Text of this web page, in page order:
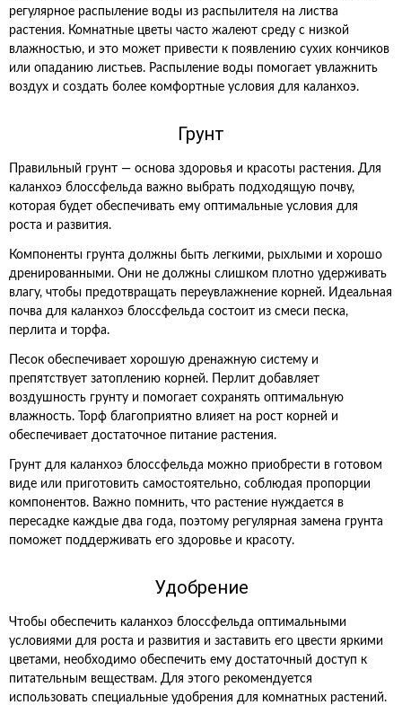
регулярное распыление воды из распылителя на листва
растения. Комнатные цветы часто жалеют среду с низкой
влажностью, и это может привести к появлению сухих кончиков
или опаданию листьев. Распыление воды помогает увлажнить
воздух и создать более комфортные условия для каланхоэ.
Грунт
Правильный грунт — основа здоровья и красоты растения. Для
каланхоэ блоссфельда важно выбрать подходящую почву,
которая будет обеспечивать ему оптимальные условия для
роста и развития.
Компоненты грунта должны быть легкими, рыхлыми и хорошо
дренированными. Они не должны слишком плотно удерживать
влагу, чтобы предотвращать переувлажнение корней. Идеальная
почва для каланхоэ блоссфельда состоит из смеси песка,
перлита и торфа.
Песок обеспечивает хорошую дренажную систему и
препятствует затоплению корней. Перлит добавляет
воздушность грунту и помогает сохранять оптимальную
влажность. Торф благоприятно влияет на рост корней и
обеспечивает достаточное питание растения.
Грунт для каланхоэ блоссфельда можно приобрести в готовом
виде или приготовить самостоятельно, соблюдая пропорции
компонентов. Важно помнить, что растение нуждается в
пересадке каждые два года, поэтому регулярная замена грунта
поможет поддерживать его здоровье и красоту.
Удобрение
Чтобы обеспечить каланхоэ блоссфельда оптимальными
условиями для роста и развития и заставить его цвести яркими
цветами, необходимо обеспечить ему достаточный доступ к
питательным веществам. Для этого рекомендуется
использовать специальные удобрения для комнатных растений.